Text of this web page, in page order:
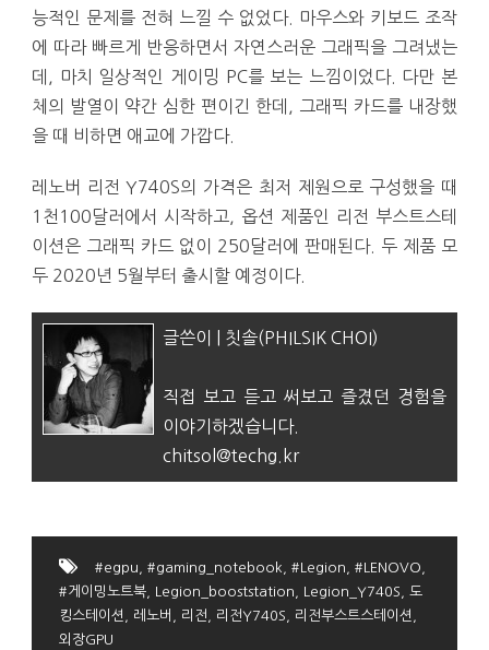
능적인 문제를 전혀 느낄 수 없었다. 마우스와 키보드 조작
에 따라 빠르게 반응하면서 자연스러운 그래픽을 그려냈는
데, 마치 일상적인 게이밍 PC를 보는 느낌이었다. 다만 본
체의 발열이 약간 심한 편이긴 한데, 그래픽 카드를 내장했
을 때 비하면 애교에 가깝다.
레노버 리전 Y740S의 가격은 최저 제원으로 구성했을 때
1천100달러에서 시작하고, 옵션 제품인 리전 부스트스테
이션은 그래픽 카드 없이 250달러에 판매된다. 두 제품 모
두 2020년 5월부터 출시할 예정이다.
글쓴이 | 칫솔(PHILSIK CHOI)
직접 보고 듣고 써보고 즐겼던 경험을
이야기하겠습니다.
chitsol@techg.kr
#egpu #gaming_notebook #Legion #LENOVO
#게이밍노트북
Legion_booststation Legion_Y740S
도
킹스테이션
레노버 리전 리전Y740S 리전부스트스테이션
외장GPU